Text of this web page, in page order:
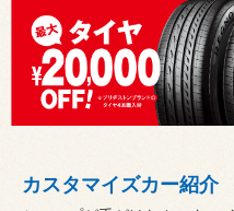
カスタマイズカー紹介